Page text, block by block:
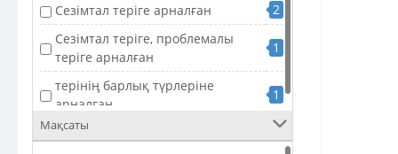
Денеге және бетке арналған
күннен қорғайтын спрей
1
Күннен қорғайтын күңгірт
сұйықтық / бет кремі
Тонсыз бетке арналған күннен
қорғайтын крем
Сезімтал теріге арналған
2
Сезімтал теріге, проблемалы
теріге арналған
1
терінің барлық түрлеріне
арналған
1
Мақсаты